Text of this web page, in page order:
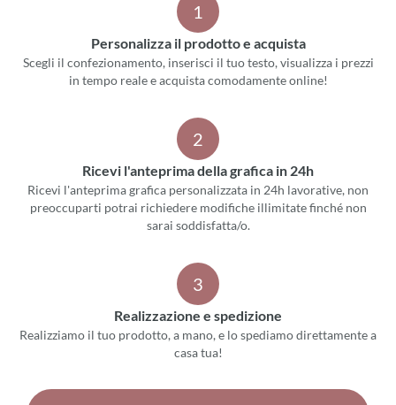
1
Personalizza il prodotto e acquista
Scegli il confezionamento, inserisci il tuo testo, visualizza i prezzi
in tempo reale e acquista comodamente online!
2
Ricevi l'anteprima della grafica in 24h
Ricevi l'anteprima grafica personalizzata in 24h lavorative, non
preoccuparti potrai richiedere modifiche illimitate finché non
sarai soddisfatta/o.
3
Realizzazione e spedizione
Realizziamo il tuo prodotto, a mano, e lo spediamo direttamente a
casa tua!